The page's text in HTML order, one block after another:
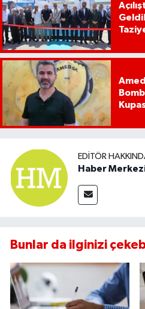
EDITÖR
Haber
Bunlar da ilginizi